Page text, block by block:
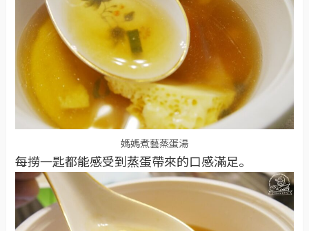
媽媽煮藝蒸蛋湯
每撈一匙都能感受到蒸蛋帶來的口感滿足。